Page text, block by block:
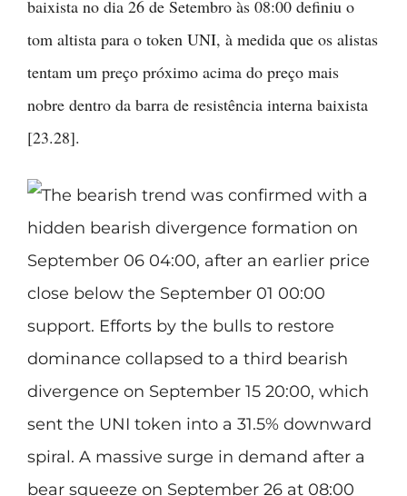
baixista no dia 26 de Setembro às 08:00 definiu o
tom altista para o token UNI, à medida que os alistas
tentam um preço próximo acima do preço mais
nobre dentro da barra de resistência interna baixista
[23.28].